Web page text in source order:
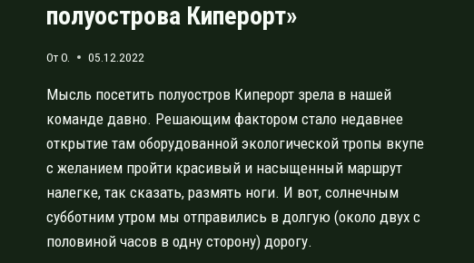
полуострова Киперорт»
ОтO. 05.12.2022
Мысль посетить полуостров Киперорт зрела в нашей
команде давно. Решающим фактором стало недавнее
открытие там оборудованной экологической тропы вкупе
с желанием пройти красивый и насыщенный маршрут
налегке, так сказать, размять ноги. И вот, солнечным
субботним утром мы отправились в долгую (около двух с
половиной часов в одну сторону) дорогу.